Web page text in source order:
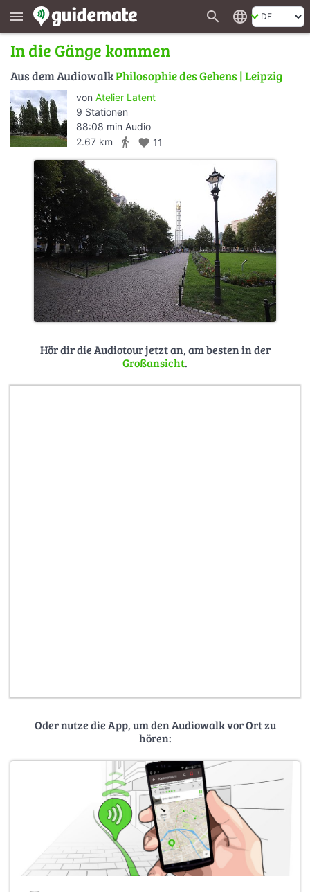
menu search language
In die Gänge kommen
Aus dem AudiowalkPhilosophie des Gehens | Leipzig
von Atelier Latent
9 Stationen
88:08 min Audio
2.67 km
directions_walk favorite 11
Hör dir die Audiotour jetzt an, am besten in der
Großansicht.
Oder nutze die App, um den Audiowalk vor Ort zu
hören: